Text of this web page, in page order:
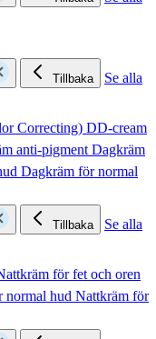
Tillbaka
Se alla
Correcting) DD-cream
anti-pigmentDagkräm
Dagkräm för normal
Tillbaka
Se alla
för fet och oren
normal hud Nattkräm för